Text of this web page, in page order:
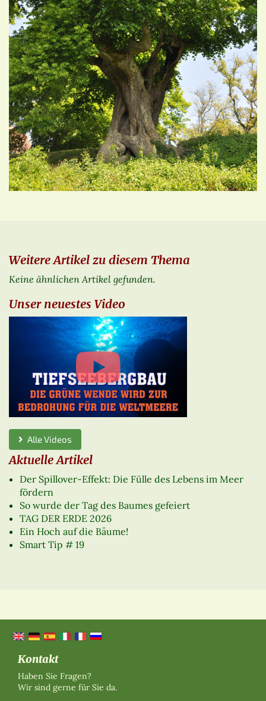
Weitere Artikel zu diesem Thema
Keine ähnlichen Artikel gefunden.
Unser neuestes Video
Alle Videos
Aktuelle Artikel
Der Spillover-Effekt: Die Fülle des Lebens im Meer
fördern
So wurde der Tag des Baumes gefeiert
TAG DER ERDE 2026
Ein Hoch auf die Bäume!
Smart Tip # 19
Kontakt
Haben Sie Fragen?
Wir sind gerne für Sie da.